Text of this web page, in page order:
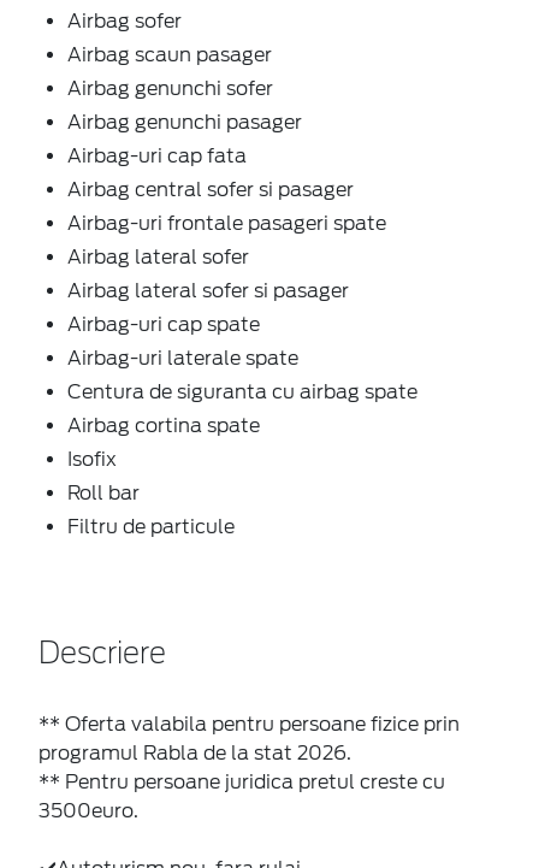
Airbag sofer
Airbag scaun pasager
Airbag genunchi sofer
Airbag genunchi pasager
Airbag-uri cap fata
Airbag central sofer si pasager
Airbag-uri frontale pasageri spate
Airbag lateral sofer
Airbag lateral sofer si pasager
Airbag-uri cap spate
Airbag-uri laterale spate
Centura de siguranta cu airbag spate
Airbag cortina spate
Isofix
Roll bar
Filtru de particule
Descriere
** Oferta valabila pentru persoane fizice prin
programul Rabla de la stat 2026.
** Pentru persoane juridica pretul creste cu
3500euro.